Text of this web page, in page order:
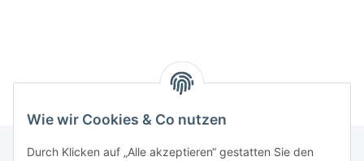
Wie wir Cookies & Co nutzen
Durch Klicken auf „Alle akzeptieren“ gestatten Sie den